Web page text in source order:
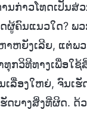
ານກ່າວໂທດເປັນ
ຄົນແນວໃດ? ພວ
າຫຍັງເລີຍ, ແຕ່ພ
ກວິທີທາງເພື່ອໃຊ້
ເລື່ອງໃຫຍ່, ຈົນ
ດບາງສິ່ງທີ່ຜິດ.